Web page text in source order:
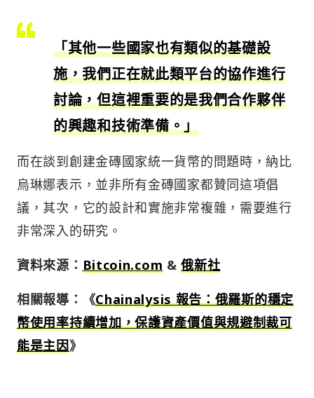
「其他一些國家也有類似的基礎設
施，我們正在就此類平台的協作進行
討論，但這裡重要的是我們合作夥伴
的興趣和技術準備。」
而在談到創建金磚國家統一貨幣的問題時，納比
烏琳娜表示，並非所有金磚國家都贊同這項倡
議，其次，它的設計和實施非常複雜，需要進行
非常深入的研究。
資料來源： Bitcoin.com & 俄新社
相關報導：《Chainalysis 報告：俄羅斯的穩定
幣使用率持續增加，保護資產價值與規避制裁可
能是主因》